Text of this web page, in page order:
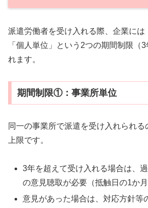
派遣労働者を受け入れる際、企業には
「個人単位」という2つの期間制限（
れます。
期間制限①：事業所単位
同一の事業所で派遣を受け入れられ
上限です。
3年を超えて受け入れる場合は、
の意見聴取が必要（抵触日の1か月
意見があった場合は、対応方針等